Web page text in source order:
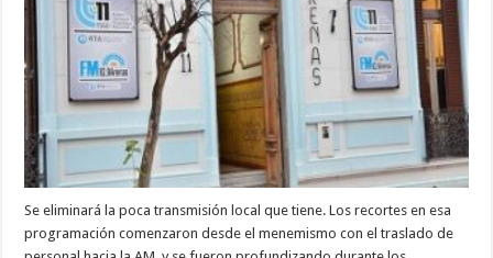
Se eliminará la poca transmisión local que tiene. Los recortes en esa
programación comenzaron desde el menemismo con el traslado de